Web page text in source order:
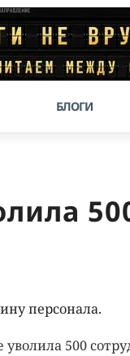
БЛОГИ
персонала.
500